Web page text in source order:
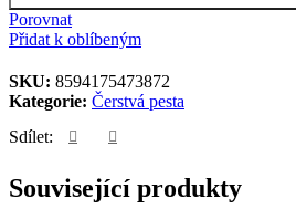
Porovnat
Přidat k oblíbeným
SKU: 8594175473872
Kategorie: Čerstvá pesta
Sdílet:
Související produkty